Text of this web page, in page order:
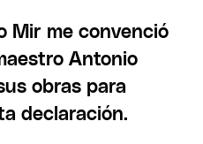
Mir me convenció
Antonio
obras para
declaración.